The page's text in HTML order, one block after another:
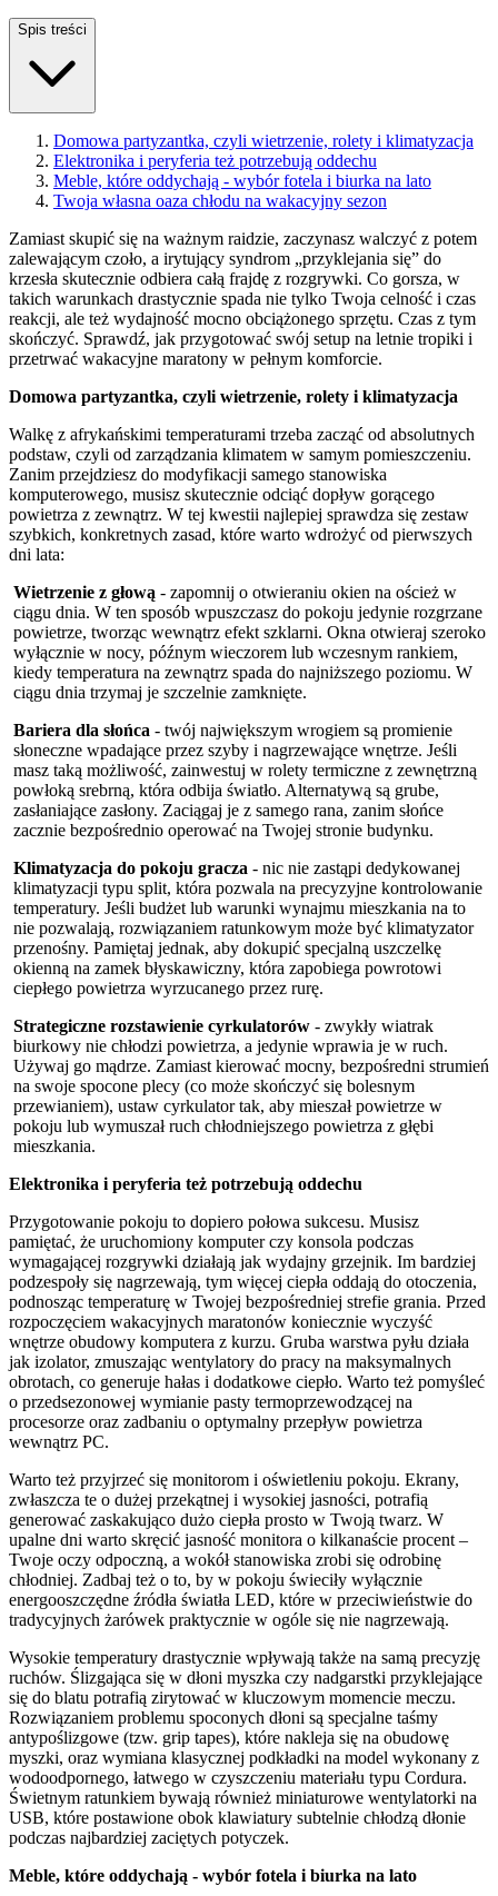
Spis treści
Domowa partyzantka, czyli wietrzenie, rolety i klimatyzacja
Elektronika i peryferia też potrzebują oddechu
Meble, które oddychają - wybór fotela i biurka na lato
Twoja własna oaza chłodu na wakacyjny sezon
Zamiast skupić się na ważnym raidzie, zaczynasz walczyć z potem
zalewającym czoło, a irytujący syndrom „przyklejania się” do
krzesła skutecznie odbiera całą frajdę z rozgrywki. Co gorsza, w
takich warunkach drastycznie spada nie tylko Twoja celność i czas
reakcji, ale też wydajność mocno obciążonego sprzętu. Czas z tym
skończyć. Sprawdź, jak przygotować swój setup na letnie tropiki i
przetrwać wakacyjne maratony w pełnym komforcie.
Domowa partyzantka, czyli wietrzenie, rolety i klimatyzacja
Walkę z afrykańskimi temperaturami trzeba zacząć od absolutnych
podstaw, czyli od zarządzania klimatem w samym pomieszczeniu.
Zanim przejdziesz do modyfikacji samego stanowiska
komputerowego, musisz skutecznie odciąć dopływ gorącego
powietrza z zewnątrz. W tej kwestii najlepiej sprawdza się zestaw
szybkich, konkretnych zasad, które warto wdrożyć od pierwszych
dni lata:
Wietrzenie z głową - zapomnij o otwieraniu okien na oścież w
ciągu dnia. W ten sposób wpuszczasz do pokoju jedynie rozgrzane
powietrze, tworząc wewnątrz efekt szklarni. Okna otwieraj szeroko
wyłącznie w nocy, późnym wieczorem lub wczesnym rankiem,
kiedy temperatura na zewnątrz spada do najniższego poziomu. W
ciągu dnia trzymaj je szczelnie zamknięte.
Bariera dla słońca - twój największym wrogiem są promienie
słoneczne wpadające przez szyby i nagrzewające wnętrze. Jeśli
masz taką możliwość, zainwestuj w rolety termiczne z zewnętrzną
powłoką srebrną, która odbija światło. Alternatywą są grube,
zasłaniające zasłony. Zaciągaj je z samego rana, zanim słońce
zacznie bezpośrednio operować na Twojej stronie budynku.
Klimatyzacja do pokoju gracza - nic nie zastąpi dedykowanej
klimatyzacji typu split, która pozwala na precyzyjne kontrolowanie
temperatury. Jeśli budżet lub warunki wynajmu mieszkania na to
nie pozwalają, rozwiązaniem ratunkowym może być klimatyzator
przenośny. Pamiętaj jednak, aby dokupić specjalną uszczelkę
okienną na zamek błyskawiczny, która zapobiega powrotowi
ciepłego powietrza wyrzucanego przez rurę.
Strategiczne rozstawienie cyrkulatorów - zwykły wiatrak
biurkowy nie chłodzi powietrza, a jedynie wprawia je w ruch.
Używaj go mądrze. Zamiast kierować mocny, bezpośredni strumień
na swoje spocone plecy (co może skończyć się bolesnym
przewianiem), ustaw cyrkulator tak, aby mieszał powietrze w
pokoju lub wymuszał ruch chłodniejszego powietrza z głębi
mieszkania.
Elektronika i peryferia też potrzebują oddechu
Przygotowanie pokoju to dopiero połowa sukcesu. Musisz
pamiętać, że uruchomiony komputer czy konsola podczas
wymagającej rozgrywki działają jak wydajny grzejnik. Im bardziej
podzespoły się nagrzewają, tym więcej ciepła oddają do otoczenia,
podnosząc temperaturę w Twojej bezpośredniej strefie grania. Przed
rozpoczęciem wakacyjnych maratonów koniecznie wyczyść
wnętrze obudowy komputera z kurzu. Gruba warstwa pyłu działa
jak izolator, zmuszając wentylatory do pracy na maksymalnych
obrotach, co generuje hałas i dodatkowe ciepło. Warto też pomyśleć
o przedsezonowej wymianie pasty termoprzewodzącej na
procesorze oraz zadbaniu o optymalny przepływ powietrza
wewnątrz PC.
Warto też przyjrzeć się monitorom i oświetleniu pokoju. Ekrany,
zwłaszcza te o dużej przekątnej i wysokiej jasności, potrafią
generować zaskakująco dużo ciepła prosto w Twoją twarz. W
upalne dni warto skręcić jasność monitora o kilkanaście procent –
Twoje oczy odpoczną, a wokół stanowiska zrobi się odrobinę
chłodniej. Zadbaj też o to, by w pokoju świeciły wyłącznie
energooszczędne źródła światła LED, które w przeciwieństwie do
tradycyjnych żarówek praktycznie w ogóle się nie nagrzewają.
Wysokie temperatury drastycznie wpływają także na samą precyzję
ruchów. Ślizgająca się w dłoni myszka czy nadgarstki przyklejające
się do blatu potrafią zirytować w kluczowym momencie meczu.
Rozwiązaniem problemu spoconych dłoni są specjalne taśmy
antypoślizgowe (tzw. grip tapes), które nakleja się na obudowę
myszki, oraz wymiana klasycznej podkładki na model wykonany z
wodoodpornego, łatwego w czyszczeniu materiału typu Cordura.
Świetnym ratunkiem bywają również miniaturowe wentylatorki na
USB, które postawione obok klawiatury subtelnie chłodzą dłonie
podczas najbardziej zaciętych potyczek.
Meble, które oddychają - wybór fotela i biurka na lato